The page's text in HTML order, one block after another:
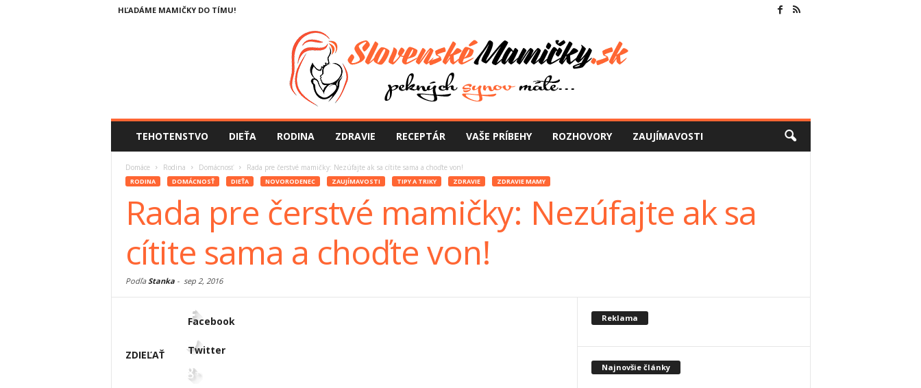
HĽADÁME MAMIČKY DO TÍMU!
TEHOTENSTVO DIEŤA RODINA ZDRAVIE RECEPTÁR VAŠE PRÍBEHY ROZHOVORY ZAUJÍMAVOSTI
Domáce Rodina Domácnosť Rada pre čerstvé mamičky: Nezúfajte ak sa cítite sama a choďte von!
RODINA DOMÁCNOSŤ DIEŤA NOVORODENEC ZAUJÍMAVOSTI TIPY A TRIKY ZDRAVIE ZDRAVIE MAMY
Rada pre čerstvé mamičky: Nezúfajte ak sa
cítite sama a choďte von!
PodľaStanka- sep 2, 2016
ZDIEĽAŤ
Facebook
Twitter
Reklama
Najnovšie články